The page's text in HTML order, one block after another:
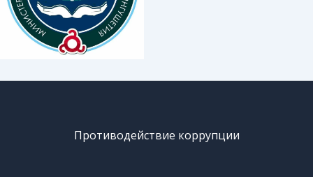
Противодействие коррупции